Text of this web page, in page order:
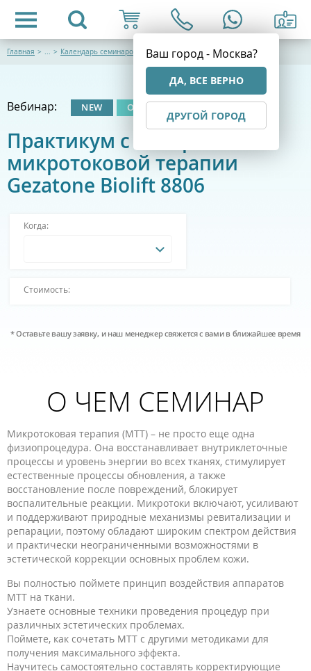
Ваш город - Москва?
ДА, ВСЕ ВЕРНО
ДРУГОЙ ГОРОД
Главная > ... > Календарь семинаров
Вебинар: NEW ОНЛАЙН
Практикум с аппаратом
микротоковой терапии
Gezatone Biolift 8806
Когда:
Стоимость:
* Оставьте вашу заявку, и наш менеджер свяжется с вами в ближайшее время
О ЧЕМ СЕМИНАР
Микротоковая терапия (МТТ) – не просто еще одна
физиопроцедура. Она восстанавливает внутриклеточные
процессы и уровень энергии во всех тканях, стимулирует
естественные процессы обновления, а также
восстановление после повреждений, блокирует
воспалительные реакции. Микротоки включают, усиливают
и поддерживают природные механизмы ревитализации и
репарации, поэтому обладают широким спектром действия
и практически неограниченными возможностями в
эстетической коррекции основных проблем кожи.
Вы полностью поймете принцип воздействия аппаратов
МТТ на ткани.
Узнаете основные техники проведения процедур при
различных эстетических проблемах.
Поймете, как сочетать МТТ с другими методиками для
получения максимального эффекта.
Научитесь самостоятельно составлять корректирующие